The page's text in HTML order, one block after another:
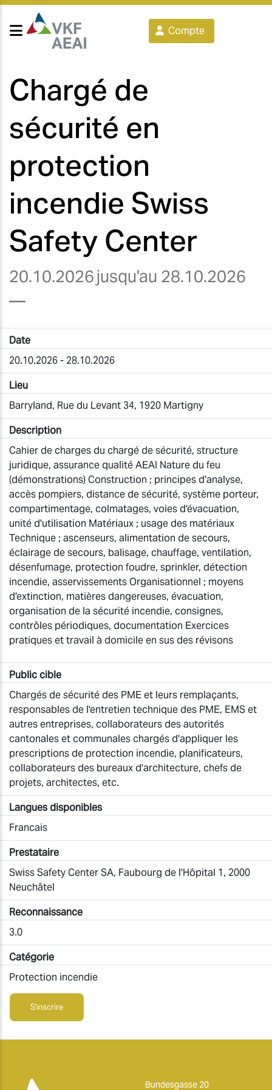
Compte
Chargé de
sécurité en
protection
incendie Swiss
Safety Center
20.10.2026jusqu'au 28.10.2026
—
Date
20.10.2026 - 28.10.2026
Lieu
Barryland, Rue du Levant 34, 1920 Martigny
Description
Cahier de charges du chargé de sécurité, structure
juridique, assurance qualité AEAI Nature du feu
(démonstrations) Construction ; principes d'analyse,
accès pompiers, distance de sécurité, système porteur,
compartimentage, colmatages, voies d'évacuation,
unité d'utilisation Matériaux ; usage des matériaux
Technique ; ascenseurs, alimentation de secours,
éclairage de secours, balisage, chauffage, ventilation,
désenfumage, protection foudre, sprinkler, détection
incendie, asservissements Organisationnel ; moyens
d'extinction, matières dangereuses, évacuation,
organisation de la sécurité incendie, consignes,
contrôles périodiques, documentation Exercices
pratiques et travail à domicile en sus des révisons
Public cible
Chargés de sécurité des PME et leurs remplaçants,
responsables de l'entretien technique des PME, EMS et
autres entreprises, collaborateurs des autorités
cantonales et communales chargés d'appliquer les
prescriptions de protection incendie, planificateurs,
collaborateurs des bureaux d'architecture, chefs de
projets, architectes, etc.
Langues disponibles
Francais
Prestataire
Swiss Safety Center SA, Faubourg de l'Hôpital 1, 2000
Neuchâtel
Reconnaissance
3.0
Catégorie
Protection incendie
S'inscrire
Bundesgasse 20